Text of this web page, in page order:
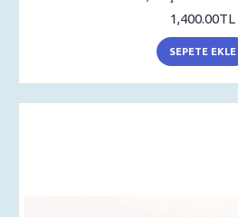
1,400.00TL
SEPETE EKLE